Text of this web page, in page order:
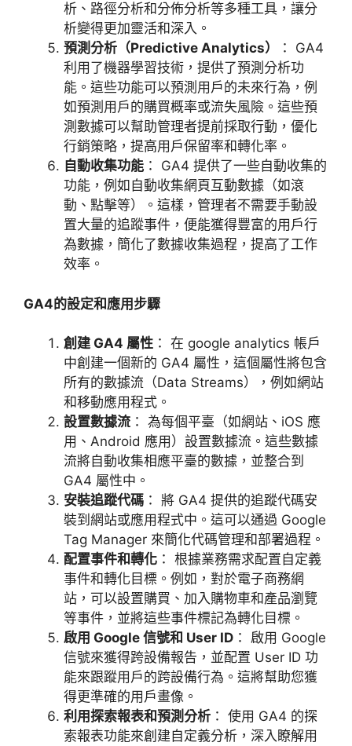
析、路徑分析和分佈分析等多種工具，讓分
析變得更加靈活和深入。
預測分析（Predictive Analytics） ：
GA4
利用了機器學習技術，提供了預測分析功
能。這些功能可以預測用戶的未來行為，例
如預測用戶的購買概率或流失風險。這些預
測數據可以幫助管理者提前採取行動，優化
行銷策略，提高用戶保留率和轉化率。
自動收集功能 ： GA4 提供了一些自動收集的
功能，例如自動收集網頁互動數據（如滾
動、點擊等）。這樣，管理者不需要手動設
置大量的追蹤事件，便能獲得豐富的用戶行
為數據，簡化了數據收集過程，提高了工作
效率。
GA4的設定和應用步驟
創建 GA4 屬性 ： 在 google analytics 帳戶
中創建一個新的 GA4 屬性，這個屬性將包含
所有的數據流（Data Streams），例如網站
和移動應用程式。
設置數據流 ： 為每個平臺（如網站、 iOS 應
用、 Android 應用）設置數據流。這些數據
流將自動收集相應平臺的數據，並整合到
GA4 屬性中。
安裝追蹤代碼 ： 將 GA4 提供的追蹤代碼安
裝到網站或應用程式中。這可以通過 Google
Tag Manager 來簡化代碼管理和部署過程。
配置事件和轉化 ： 根據業務需求配置自定義
事件和轉化目標。例如，對於電子商務網
站，可以設置購買、加入購物車和產品瀏覽
等事件，並將這些事件標記為轉化目標。
啟用 Google 信號和 User ID ： 啟用 Google
信號來獲得跨設備報告，並配置 User ID 功
能來跟蹤用戶的跨設備行為。這將幫助您獲
得更準確的用戶畫像。
利用探索報表和預測分析 ： 使用 GA4 的探
索報表功能來創建自定義分析，深入瞭解用